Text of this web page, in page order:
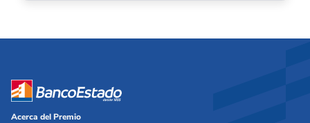
Acerca del Premio